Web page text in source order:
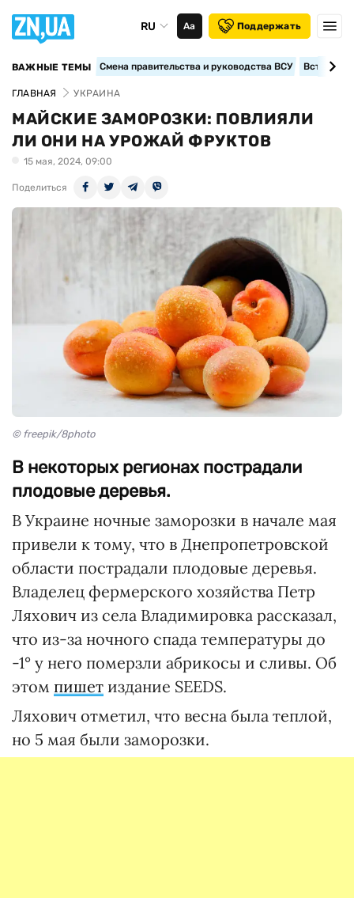
RU Аа Поддержать
ВАЖНЫЕ ТЕМЫ Смена правительства и руководства ВСУ
ГЛАВНАЯ УКРАИНА
МАЙСКИЕ ЗАМОРОЗКИ: ПОВЛИЯЛИ
ЛИ ОНИ НА УРОЖАЙ ФРУКТОВ
15 мая, 2024, 09:00
Поделиться
© freepik/8photo
В некоторых регионах пострадали
плодовые деревья.
В Украине ночные заморозки в начале мая
привели к тому, что в Днепропетровской
области пострадали плодовые деревья.
Владелец фермерского хозяйства Петр
Ляхович из села Владимировка рассказал,
что из-за ночного спада температуры до
-1° у него померзли абрикосы и сливы. Об
этом пишет издание SEEDS.
Ляхович отметил, что весна была теплой,
но 5 мая были заморозки.